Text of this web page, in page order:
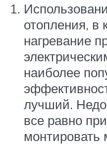
отопления, в
нагревание
наиболее
лучший.
все равно
монтировать